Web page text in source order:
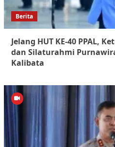
Berita
Jelang HUT KE-40 PPAL,
dan Silaturahmi
Kalibata